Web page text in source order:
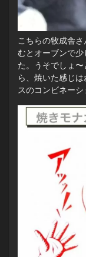
こちらの牧成舎
むとオーブンで
た。うそでしょ
ら、焼いた感じ
スのコンビネーシ